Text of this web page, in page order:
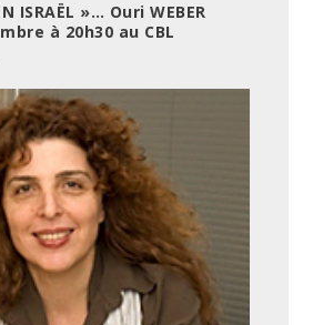
ISRAËL »… Ouri WEBER
à 20h30 au CBL